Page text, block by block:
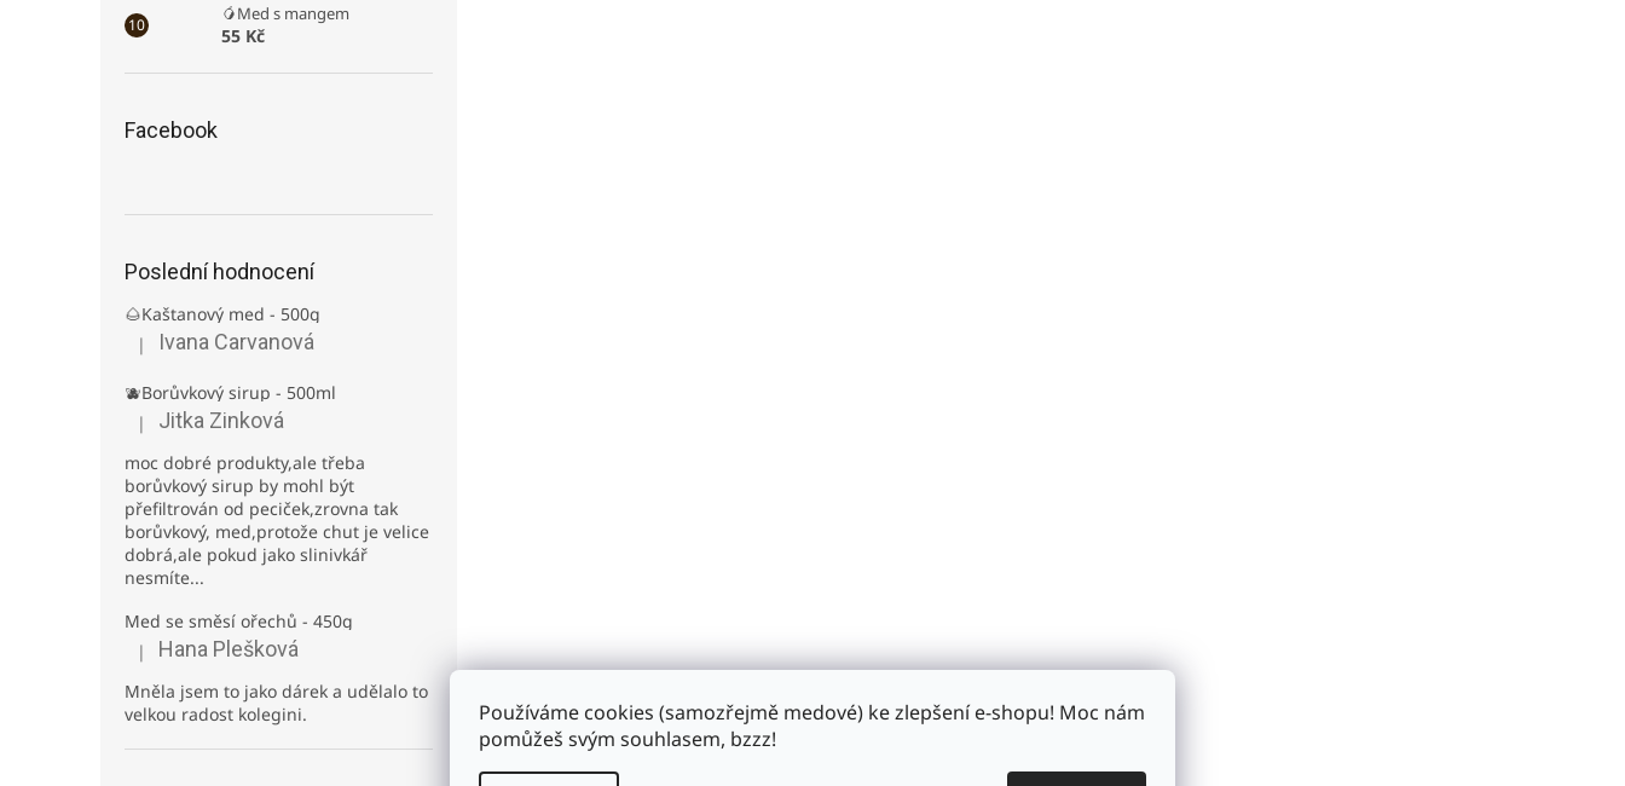
Používáme cookies (samozřejmě medové) ke zlepšení e-shopu! Moc nám
pomůžeš svým souhlasem, bzzz!
🥭Med s mangem
55 Kč
Facebook
Poslední hodnocení
🌰Kaštanový med - 500g
Hodnocení produktu je 5 z 5 hvězdiček.
| Ivana Carvanová
🫐Borůvkový sirup - 500ml
Hodnocení produktu je 3 z 5 hvězdiček.
| Jitka Zinková
moc dobré produkty,ale třeba
borůvkový sirup by mohl být
přefiltrován od peciček,zrovna tak
borůvkový, med,protože chut je velice
dobrá,ale pokud jako slinivkář
nesmíte...
Med se směsí ořechů - 450g
Hodnocení produktu je 5 z 5 hvězdiček.
| Hana Plešková
Mněla jsem to jako dárek a udělalo to
velkou radost kolegini.